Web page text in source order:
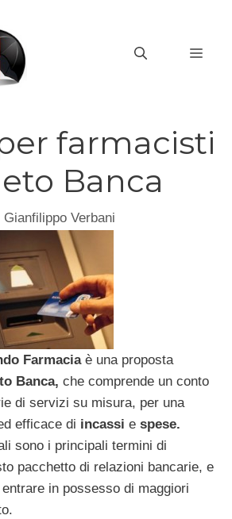
farmacisti
Banca
Gianfilippo Verbani
Farmaciaè una proposta
Banca, che comprende un conto
di servizi su misura, per una
efficace di incassi e spese.
sono i principali termini di
pacchetto di relazioni bancarie, e
in possesso di maggiori